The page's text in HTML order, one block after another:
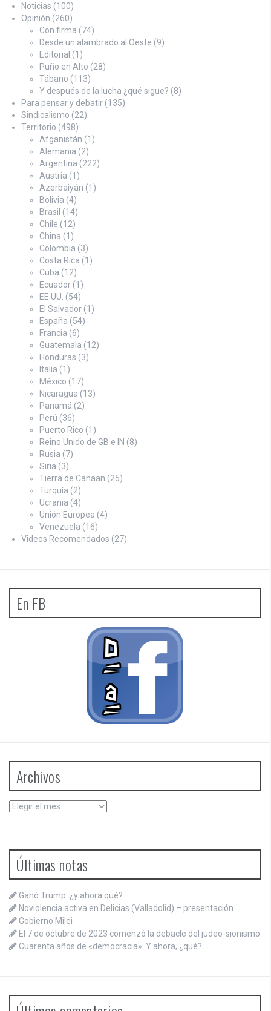
Noticias (100)
Opinión (260)
Con firma (74)
Desde un alambrado al Oeste (9)
Editorial (1)
Puño en Alto (28)
Tábano (113)
Y después de la lucha ¿qué sigue? (8)
Para pensar y debatir (135)
Sindicalismo (22)
Territorio (498)
Afganistán (1)
Alemania (2)
Argentina (222)
Austria (1)
Azerbaiyán (1)
Bolivia (4)
Brasil (14)
Chile (12)
China (1)
Colombia (3)
Costa Rica (1)
Cuba (12)
Ecuador (1)
EE.UU. (54)
El Salvador (1)
España (54)
Francia (6)
Guatemala (12)
Honduras (3)
Italia (1)
México (17)
Nicaragua (13)
Panamá (2)
Perú (36)
Puerto Rico (1)
Reino Unido de GB e IN (8)
Rusia (7)
Siria (3)
Tierra de Canaan (25)
Turquía (2)
Ucrania (4)
Unión Europea (4)
Venezuela (16)
Videos Recomendados (27)
En FB
Archivos
Archivos
Últimas notas
Ganó Trump: ¿y ahora qué?
Noviolencia activa en Delicias (Valladolid) – presentación
Gobierno Milei
El 7 de octubre de 2023 comenzó la debacle del judeo-sionismo
Cuarenta años de «democracia»: Y ahora, ¿qué?